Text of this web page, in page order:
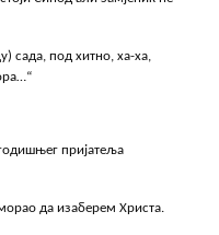
сада, под хитно, ха-ха,
пријатеља
да изаберем Христа.